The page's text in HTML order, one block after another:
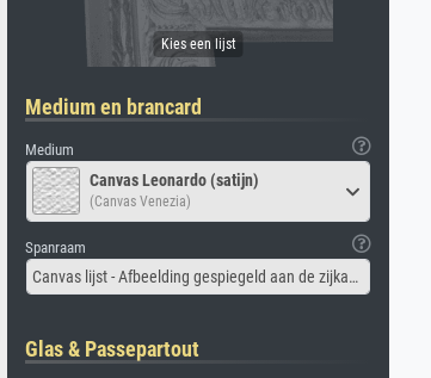
Medium en brancard
Medium
Canvas Leonardo (satijn)
(Canvas Venezia)
Spanraam
Canvas lijst - Afbeelding gespiegeld aan de zijkant
Glas & Passepartout